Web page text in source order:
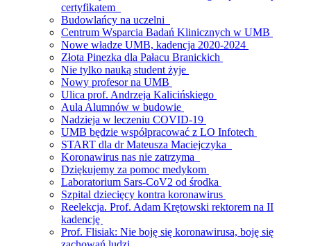
certyfikatem
Budowlańcy na uczelni
Centrum Wsparcia Badań Klinicznych w UMB
Nowe władze UMB, kadencja 2020-2024
Złota Pinezka dla Pałacu Branickich
Nie tylko nauką student żyje
Nowy profesor na UMB
Ulica prof. Andrzeja Kalicińskiego
Aula Alumnów w budowie
Nadzieja w leczeniu COVID-19
UMB będzie współpracować z LO Infotech
START dla dr Mateusza Maciejczyka
Koronawirus nas nie zatrzyma
Dziękujemy za pomoc medykom
Laboratorium Sars-CoV2 od środka
Szpital dziecięcy kontra koronawirus
Reelekcja. Prof. Adam Krętowski rektorem na II
kadencję
Prof. Flisiak: Nie boję się koronawirusa, boję się